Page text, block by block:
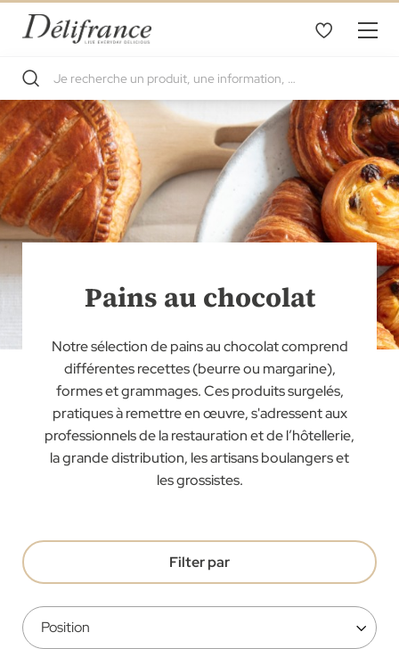
Pains au chocolat
Notre sélection de pains au chocolat comprend
différentes recettes (beurre ou margarine),
formes et grammages. Ces produits surgelés,
pratiques à remettre en œuvre, s'adressent aux
professionnels de la restauration et de l’hôtellerie,
la grande distribution, les artisans boulangers et
les grossistes.
Filter par